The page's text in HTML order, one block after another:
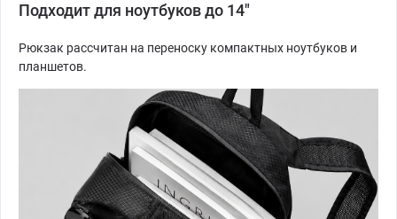
Подходит для ноутбуков до 14"
Рюкзак рассчитан на переноску компактных ноутбуков и
планшетов.